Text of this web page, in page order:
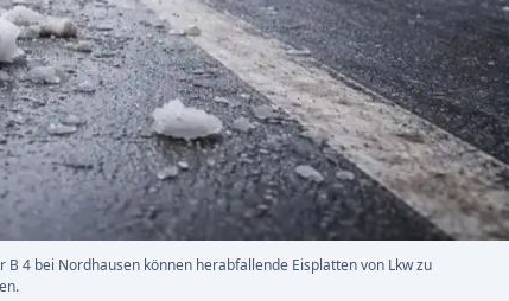
4 bei Nordhausen können herabfallende Eisplatten von Lkw zu